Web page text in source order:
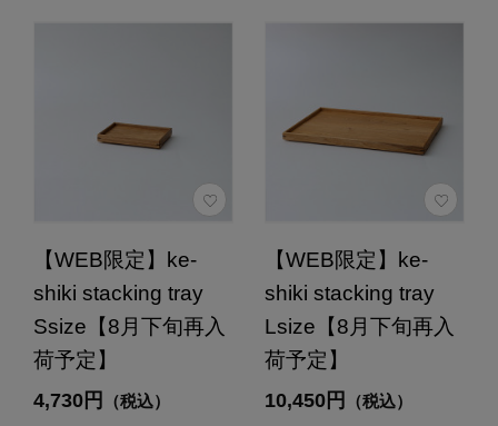
【WEB限定】ke-
shiki stacking tray
Ssize【8月下旬再入
荷予定】
4,730円 （税込）
【WEB限定】ke-
shiki stacking tray
Lsize【8月下旬再入
荷予定】
10,450円 （税込）